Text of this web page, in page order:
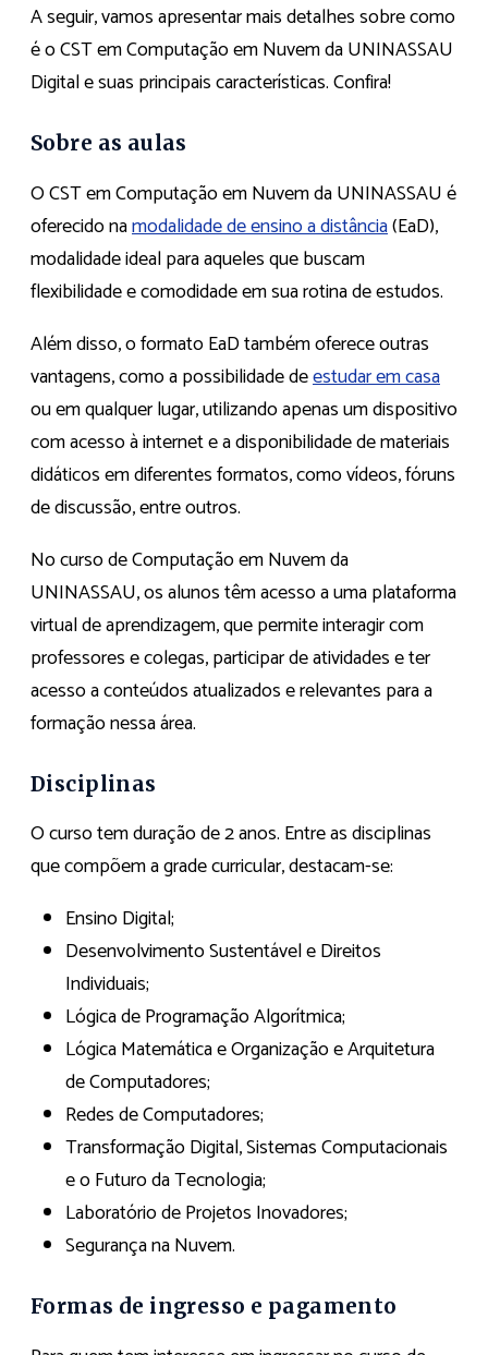
A seguir, vamos apresentar mais detalhes sobre como
é o CST em Computação em Nuvem da UNINASSAU
Digital e suas principais características. Confira!
Sobre as aulas
O CST em Computação em Nuvem da UNINASSAU é
oferecido namodalidade de ensino a distância(EaD),
modalidade ideal para aqueles que buscam
flexibilidade e comodidade em sua rotina de estudos.
Além disso, o formato EaD também oferece outras
vantagens, como a possibilidade deestudar em casa
ou em qualquer lugar, utilizando apenas um dispositivo
com acesso à internet e a disponibilidade de materiais
didáticos em diferentes formatos, como vídeos, fóruns
de discussão, entre outros.
No curso de Computação em Nuvem da
UNINASSAU, os alunos têm acesso a uma plataforma
virtual de aprendizagem, que permite interagir com
professores e colegas, participar de atividades e ter
acesso a conteúdos atualizados e relevantes para a
formação nessa área.
Disciplinas
O curso tem duração de 2 anos. Entre as disciplinas
que compõem a grade curricular, destacam-se:
Ensino Digital;
Desenvolvimento Sustentável e Direitos
Individuais;
Lógica de Programação Algorítmica;
Lógica Matemática e Organização e Arquitetura
de Computadores;
Redes de Computadores;
Transformação Digital, Sistemas Computacionais
e o Futuro da Tecnologia;
Laboratório de Projetos Inovadores;
Segurança na Nuvem.
Formas de ingresso e pagamento